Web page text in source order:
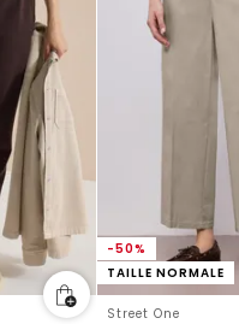
-50%
TAILLE NORMALE
Street One